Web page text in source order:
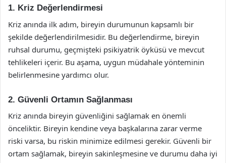
1. Kriz Değerlendirmesi
Kriz anında ilk adım, bireyin durumunun kapsamlı bir
şekilde değerlendirilmesidir. Bu değerlendirme, bireyin
ruhsal durumu, geçmişteki psikiyatrik öyküsü ve mevcut
tehlikeleri içerir. Bu aşama, uygun müdahale yönteminin
belirlenmesine yardımcı olur.
2. Güvenli Ortamın Sağlanması
Kriz anında bireyin güvenliğini sağlamak en önemli
önceliktir. Bireyin kendine veya başkalarına zarar verme
riski varsa, bu riskin minimize edilmesi gerekir. Güvenli bir
ortam sağlamak, bireyin sakinleşmesine ve durumu daha iyi